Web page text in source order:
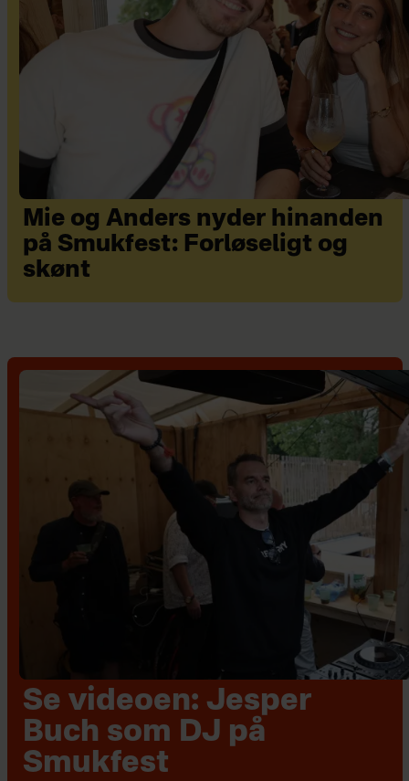
Mie og Anders nyder hinanden
på Smukfest: Forløseligt og
skønt
Se videoen: Jesper
Buch som DJ på
Smukfest